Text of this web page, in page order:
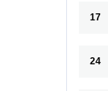
17
24